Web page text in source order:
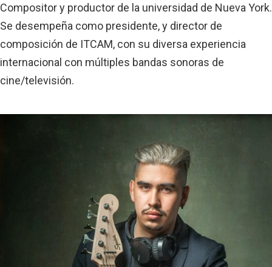
Compositor y productor de la universidad de Nueva York.
Se desempeña como presidente, y director de
composición de ITCAM, con su diversa experiencia
internacional con múltiples bandas sonoras de
cine/televisión.